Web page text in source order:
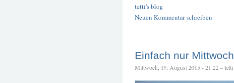
tetti's blog
Neuen Kommentar schreiben
Einfach nur Mittwoch
Mittwoch, 19. August 2015 - 21:22 – tetti